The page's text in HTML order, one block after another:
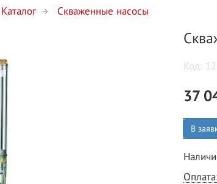
Каталог Скваженные насосы
Код:
37
В